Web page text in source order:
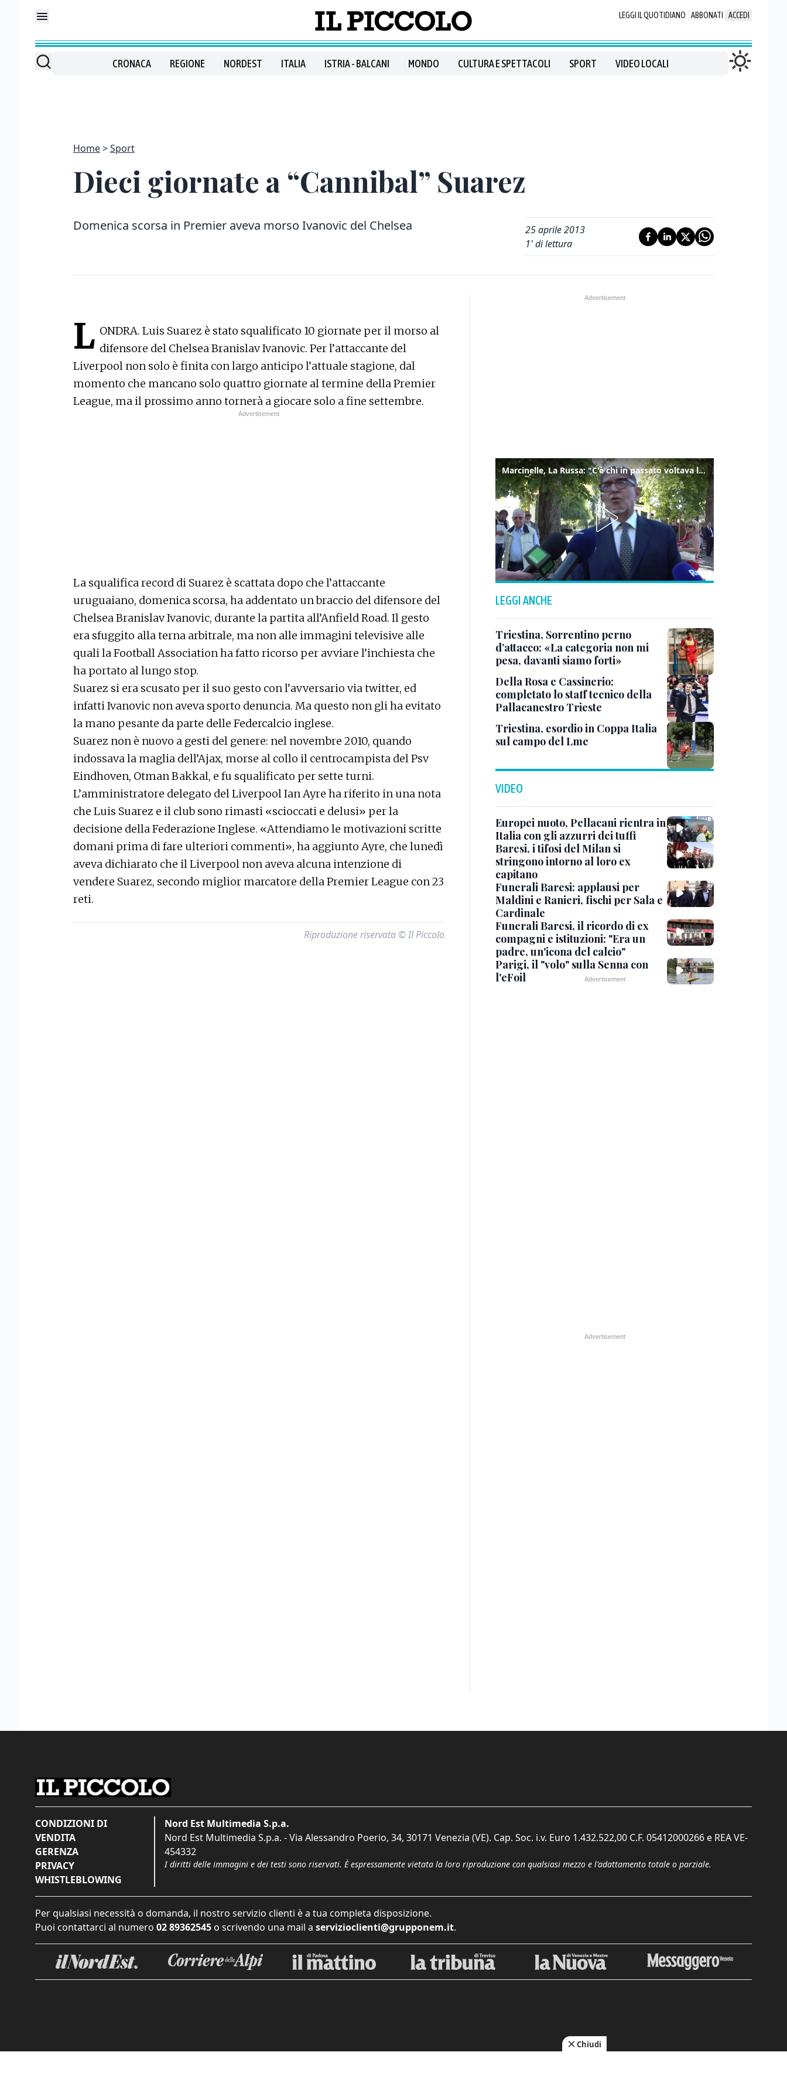
LEGGI IL QUOTIDIANO ABBONATI ACCEDI
CRONACA REGIONE NORDEST ITALIA ISTRIA - BALCANI MONDO CULTURA E SPETTACOLI SPORT VIDEO LOCALI
Home Sport
Dieci giornate a “Cannibal” Suarez
Domenica scorsa in Premier aveva morso Ivanovic del Chelsea
25 aprile 2013
1' di lettura
L ONDRA. Luis Suarez è stato squalificato 10 giornate per il morso al
difensore del Chelsea Branislav Ivanovic. Per l’attaccante del
Liverpool non solo è finita con largo anticipo l’attuale stagione, dal
momento che mancano solo quattro giornate al termine della Premier
League, ma il prossimo anno tornerà a giocare solo a fine settembre.
La squalifica record di Suarez è scattata dopo che l’attaccante
uruguaiano, domenica scorsa, ha addentato un braccio del difensore del
Chelsea Branislav Ivanovic, durante la partita all’Anfield Road. Il gesto
era sfuggito alla terna arbitrale, ma non alle immagini televisive alle
quali la Football Association ha fatto ricorso per avviare l’inchiesta che
ha portato al lungo stop.
Suarez si era scusato per il suo gesto con l’avversario via twitter, ed
infatti Ivanovic non aveva sporto denuncia. Ma questo non gli ha evitato
la mano pesante da parte delle Federcalcio inglese.
Suarez non è nuovo a gesti del genere: nel novembre 2010, quando
indossava la maglia dell’Ajax, morse al collo il centrocampista del Psv
Eindhoven, Otman Bakkal, e fu squalificato per sette turni.
L’amministratore delegato del Liverpool Ian Ayre ha riferito in una nota
che Luis Suarez e il club sono rimasti «scioccati e delusi» per la
decisione della Federazione Inglese. «Attendiamo le motivazioni scritte
domani prima di fare ulteriori commenti», ha aggiunto Ayre, che lunedì
aveva dichiarato che il Liverpool non aveva alcuna intenzione di
vendere Suarez, secondo miglior marcatore della Premier League con 23
reti.
Riproduzione riservata © Il Piccolo
Marcinelle, La Russa: "C'è chi in passato voltava le spalle a Marcinelle"
LEGGI ANCHE
Triestina, Sorrentino perno
d’attacco: «La categoria non mi
pesa, davanti siamo forti»
Della Rosa e Cassinerio:
completato lo staff tecnico della
Pallacanestro Trieste
Triestina, esordio in Coppa Italia
sul campo del Lme
VIDEO
Europei nuoto, Pellacani rientra in
Italia con gli azzurri dei tuffi
Baresi, i tifosi del Milan si
stringono intorno al loro ex
capitano
Funerali Baresi: applausi per
Maldini e Ranieri, fischi per Sala e
Cardinale
Funerali Baresi, il ricordo di ex
compagni e istituzioni: "Era un
padre, un'icona del calcio"
Parigi, il "volo" sulla Senna con
l'eFoil
CONDIZIONI DI
VENDITA
GERENZA
PRIVACY
WHISTLEBLOWING
Nord Est Multimedia S.p.a.
Nord Est Multimedia S.p.a. - Via Alessandro Poerio, 34, 30171 Venezia (VE). Cap. Soc. i.v. Euro 1.432.522,00 C.F. 05412000266 e REA VE-
454332
I diritti delle immagini e dei testi sono riservati. È espressamente vietata la loro riproduzione con qualsiasi mezzo e l'adattamento totale o parziale.
Per qualsiasi necessità o domanda, il nostro servizio clienti è a tua completa disposizione.
Puoi contattarci al numero 02 89362545 o scrivendo una mail a servizioclienti@grupponem.it.
Chiudi